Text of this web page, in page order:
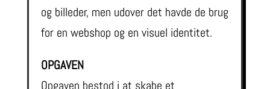
og billeder, men udover det havde de brug
for en webshop og en visuel identitet.
OPGAVEN
Opgaven bestod i at skabe et